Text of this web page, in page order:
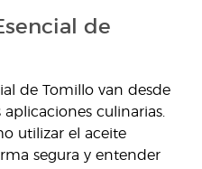
de
de Tomillo van desde
aplicaciones culinarias.
utilizar el aceite
segura y entender